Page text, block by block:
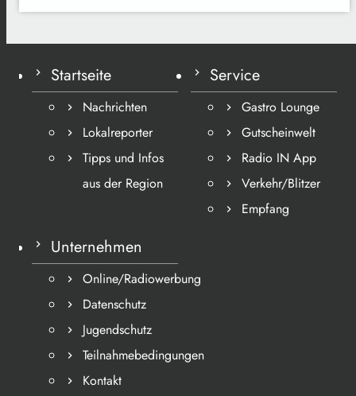
Startseite
Nachrichten
Lokalreporter
Tipps und Infos
aus der Region
Service
Gastro Lounge
Gutscheinwelt
Radio IN App
Verkehr/Blitzer
Empfang
Unternehmen
Online/Radiowerbung
Datenschutz
Jugendschutz
Teilnahmebedingungen
Kontakt